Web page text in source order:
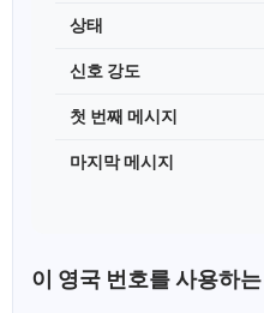
상태
신호 강도
첫 번째 메시지
마지막 메시지
이 영국 번호를 사용하